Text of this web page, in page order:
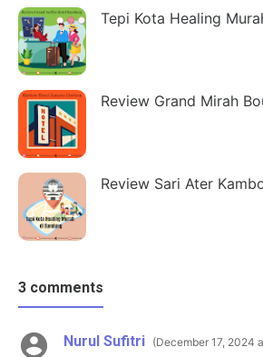
Tepi Kota Healing
Review Grand Mirah
Review Sari Ater
3 comments
Nurul Sufitri December 17, 2024